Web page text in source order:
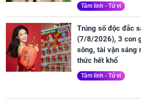
Tâm linh - Tử vi
Trúng số độc đắc
(7/8/2026), 3 con
sông, tài vận sáng
thức hết khổ
Tâm linh - Tử vi